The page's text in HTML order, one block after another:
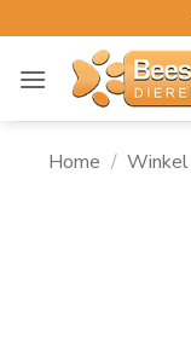
naar
inhoud
Home / Winkel